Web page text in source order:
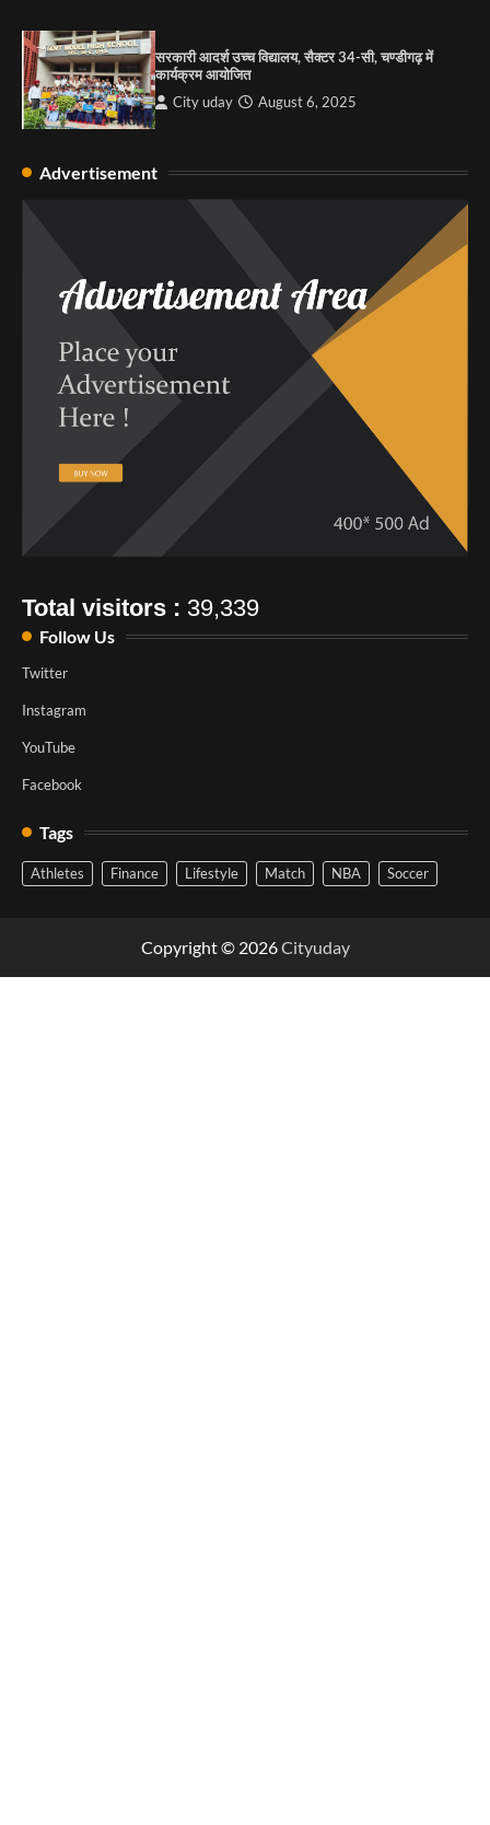
सरकारी आदर्श उच्च विद्यालय, सैक्टर 34-सी, चण्डीगढ़ में
कार्यक्रम आयोजित
City uday August 6, 2025
Advertisement
Total visitors : 39,339
Follow Us
Twitter
Instagram
YouTube
Facebook
Tags
Athletes Finance Lifestyle Match NBA Soccer
Copyright © 2026Cityuday